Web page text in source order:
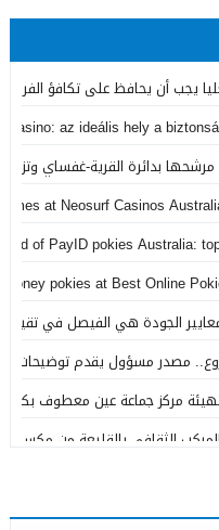
يجب أن يحافظ على تكافؤ الفرص
Casino: az ideális hely a
بدائرة القرية-غفساي
at Neosurf Casinos
of PayID pokies Australia:
pokies at Best Online
مصدر مسؤول يقدم توضيحات
جماعة عين معطوف بكلفة تناهز 22.86
الثقافي بالقليعة من مكسب
في ملف “إسكوبار